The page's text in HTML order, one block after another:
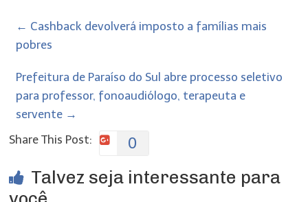
← Cashback devolverá imposto a famílias mais
pobres
Prefeitura de Paraíso do Sul abre processo seletivo
para professor, fonoaudiólogo, terapeuta e
servente →
Share This Post:
0
Talvez seja interessante para